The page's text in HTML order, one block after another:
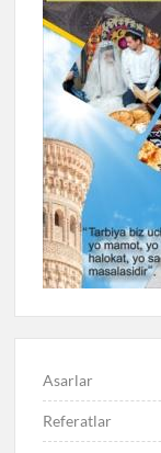
Asarlar
Referatlar